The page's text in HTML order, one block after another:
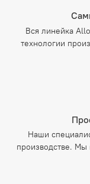
Вся линейка
технологии
Наши
производстве. Мы